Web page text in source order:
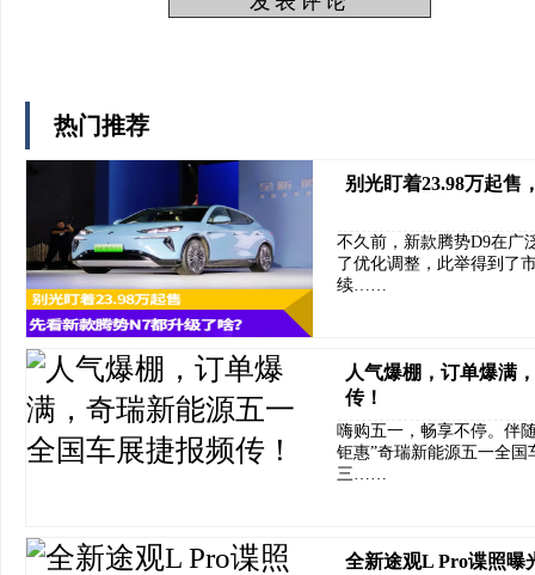
热门推荐
别光盯着23.98万起售
不久前，新款腾势D9在广
了优化调整，此举得到了
续……
人气爆棚，订单爆满
传！
嗨购五一，畅享不停。伴
钜惠”奇瑞新能源五一全
三……
全新途观L Pro谍照曝